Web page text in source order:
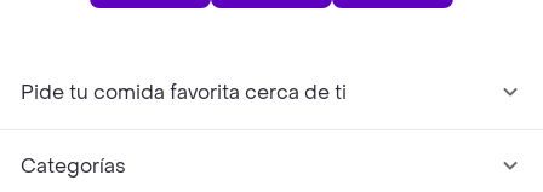
Pide tu comida favorita cerca de ti
Categorías